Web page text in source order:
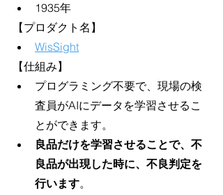
1935年
【プロダクト名】
WisSight
【仕組み】
プログラミング不要で、現場の検
査員がAIにデータを学習させるこ
とができます。
良品だけを学習させることで、不
良品が出現した時に、不良判定を
行います。